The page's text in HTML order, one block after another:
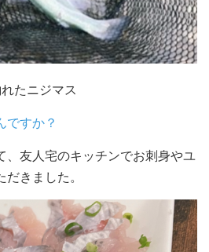
たニジマス
ですか？
、友人宅のキッチンでお刺身やユ
きました。